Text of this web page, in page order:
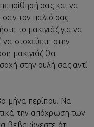
σας και να
σαν τον παλιό σας
το μακιγιάζ για να
να στοχεύετε στην
μακιγιάζ θα
στην ουλή σας αντί
μήνα περίπου. Να
την απόχρωση των
βεβαιώνεστε ότι